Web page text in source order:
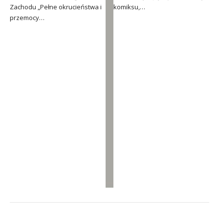
Zachodu „Pełne okrucieństwa i
przemocy…
komiksu,…